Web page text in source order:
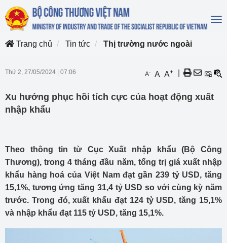
Trang chủ
Tin tức Thị trường nước ngoài
Thứ 2, 27/05/2024 07:06 A- A A+
Xu hướng phục hồi tích cực của hoạt động xuất
nhập khẩu
Theo thông tin từ Cục Xuất nhập khẩu (Bộ Công
Thương), trong 4 tháng đầu năm, tổng trị giá xuất nhập
khẩu hàng hoá của Việt Nam đạt gần 239 tỷ USD, tăng
15,1%, tương ứng tăng 31,4 tỷ USD so với cùng kỳ năm
trước. Trong đó, xuất khẩu đạt 124 tỷ USD, tăng 15,1%
và nhập khẩu đạt 115 tỷ USD, tăng 15,1%.